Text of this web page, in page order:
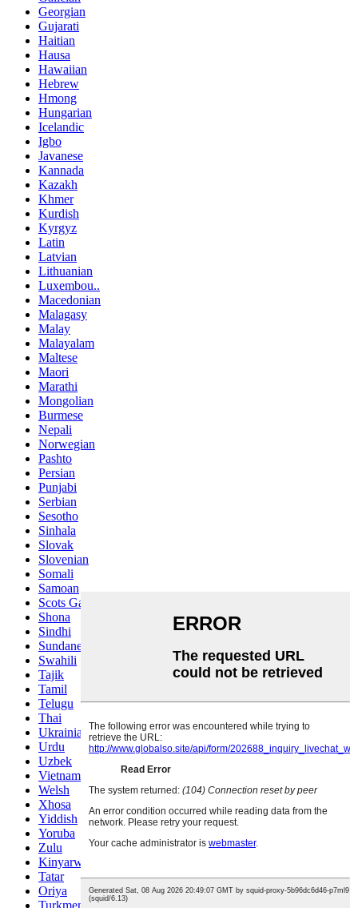
Georgian
Gujarati
Haitian
Hausa
Hawaiian
Hebrew
Hmong
Hungarian
Icelandic
Igbo
Javanese
Kannada
Kazakh
Khmer
Kurdish
Kyrgyz
Latin
Latvian
Lithuanian
Luxembou..
Macedonian
Malagasy
Malay
Malayalam
Maltese
Maori
Marathi
Mongolian
Burmese
Nepali
Norwegian
Pashto
Persian
Punjabi
Serbian
Sesotho
Sinhala
Slovak
Slovenian
Somali
Samoan
Scots Gaelic
Shona
Sindhi
Sundanese
Swahili
Tajik
Tamil
Telugu
Thai
Ukrainian
Urdu
Uzbek
Vietnamese
Welsh
Xhosa
Yiddish
Yoruba
Zulu
Kinyarwanda
Tatar
Oriya
Turkmen